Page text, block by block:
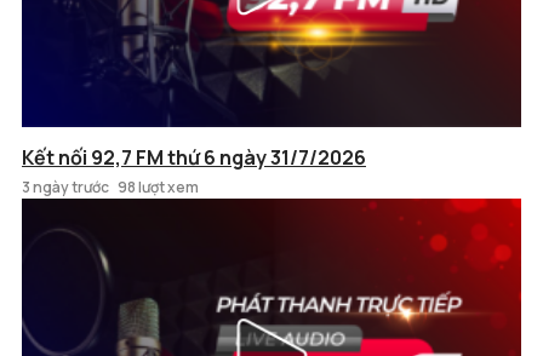
Kết nối 92,7 FM thứ 6 ngày 31/7/2026
3 ngày trước 98 lượt xem